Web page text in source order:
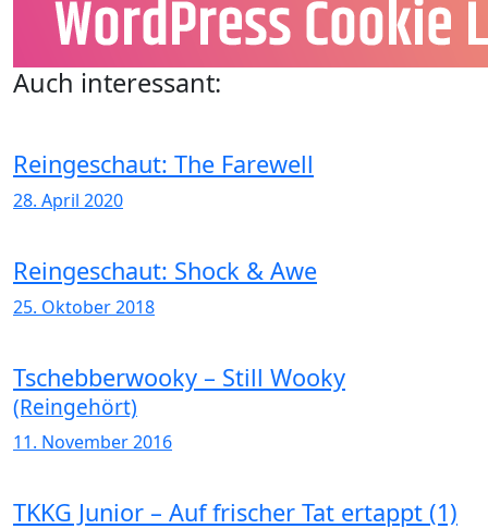
Auch interessant:
Reingeschaut: The Farewell
28. April 2020
Reingeschaut: Shock & Awe
25. Oktober 2018
Tschebberwooky – Still Wooky
(Reingehört)
11. November 2016
TKKG Junior – Auf frischer Tat ertappt (1)